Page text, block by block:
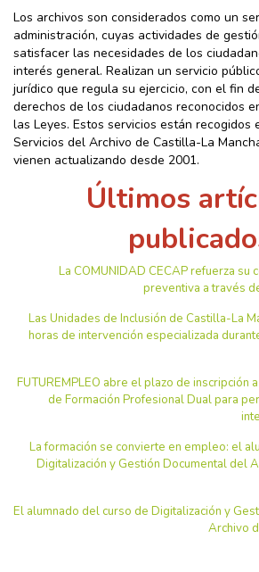
Los archivos son considerados como un
administración, cuyas actividades de
satisfacer las necesidades de los
interés general. Realizan un servicio
jurídico que regula su ejercicio, con el fin
derechos de los ciudadanos reconocidos
las Leyes. Estos servicios están recogidos
Servicios del Archivo de Castilla-La
vienen actualizando desde 2001.
Últimos
La COMUNIDAD CECAP refuerza su
preventiva a través
Las Unidades de Inclusión de Castilla-La
horas de intervención especializada
FUTUREMPLEO abre el plazo de inscripción
de Formación Profesional Dual para
La formación se convierte en empleo: el
Digitalización y Gestión Documental del
El alumnado del curso de Digitalización y
Archivo